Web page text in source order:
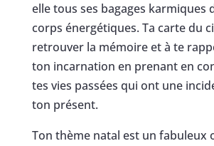
elle tous ses bagages karmiques
corps énergétiques. Ta carte du
retrouver la mémoire et à te
ton incarnation en prenant en
tes vies passées qui ont une
ton présent.
Ton thème natal est un fabuleux